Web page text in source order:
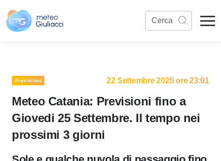
Previsioni 22 Settembre 2025 ore 23:01
Meteo Catania: Previsioni fino a
Giovedi 25 Settembre. Il tempo nei
prossimi 3 giorni